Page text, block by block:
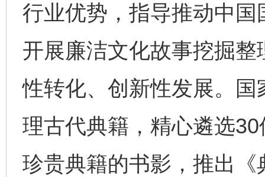
行业优势，指导推动中
开展廉洁文化故事挖掘
性转化、创新性发展。
理古代典籍，精心遴选
珍贵典籍的书影，推出